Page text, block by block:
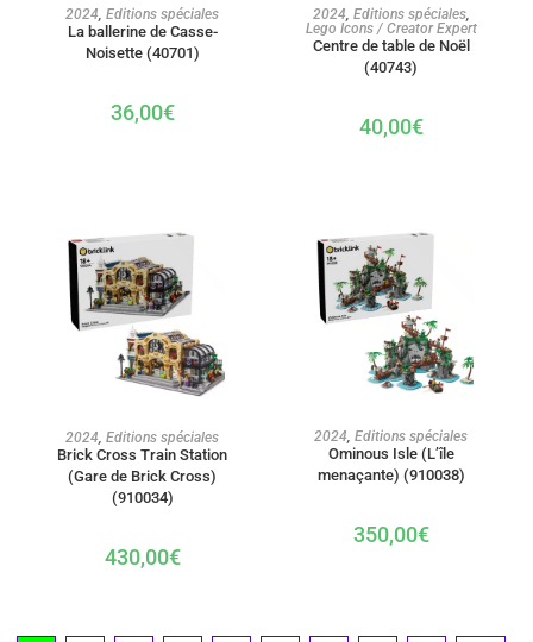
AJOUTER AU PANIER
2024, Editions spéciales
La ballerine de Casse-
Noisette (40701)
36,00€
AJOUTER AU PANIER
2024, Editions spéciales,
Lego Icons / Creator Expert
Centre de table de Noël
(40743)
40,00€
AJOUTER AU PANIER
2024 Editions spéciales
Brick Cross Train Station
(Gare de Brick Cross)
(910034)
430,00€
AJOUTER AU PANIER
2024, Editions spéciales
Ominous Isle (L’île
menaçante) (910038)
350,00€